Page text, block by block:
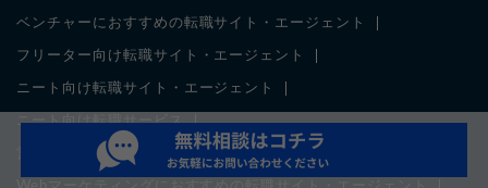
ベンチャーにおすすめの転職サイト・エージェント
フリーター向け転職サイト・エージェント
ニート向け転職サイト・エージェント
ニート向け転職サービス
営業職におすすめの転職サイト・エージェント